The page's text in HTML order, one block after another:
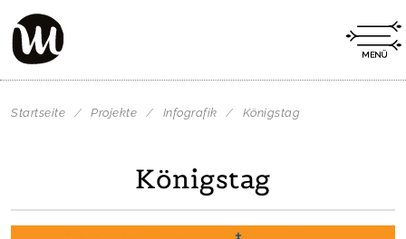
Startseite / Projekte / Infografik / Königstag
Königstag